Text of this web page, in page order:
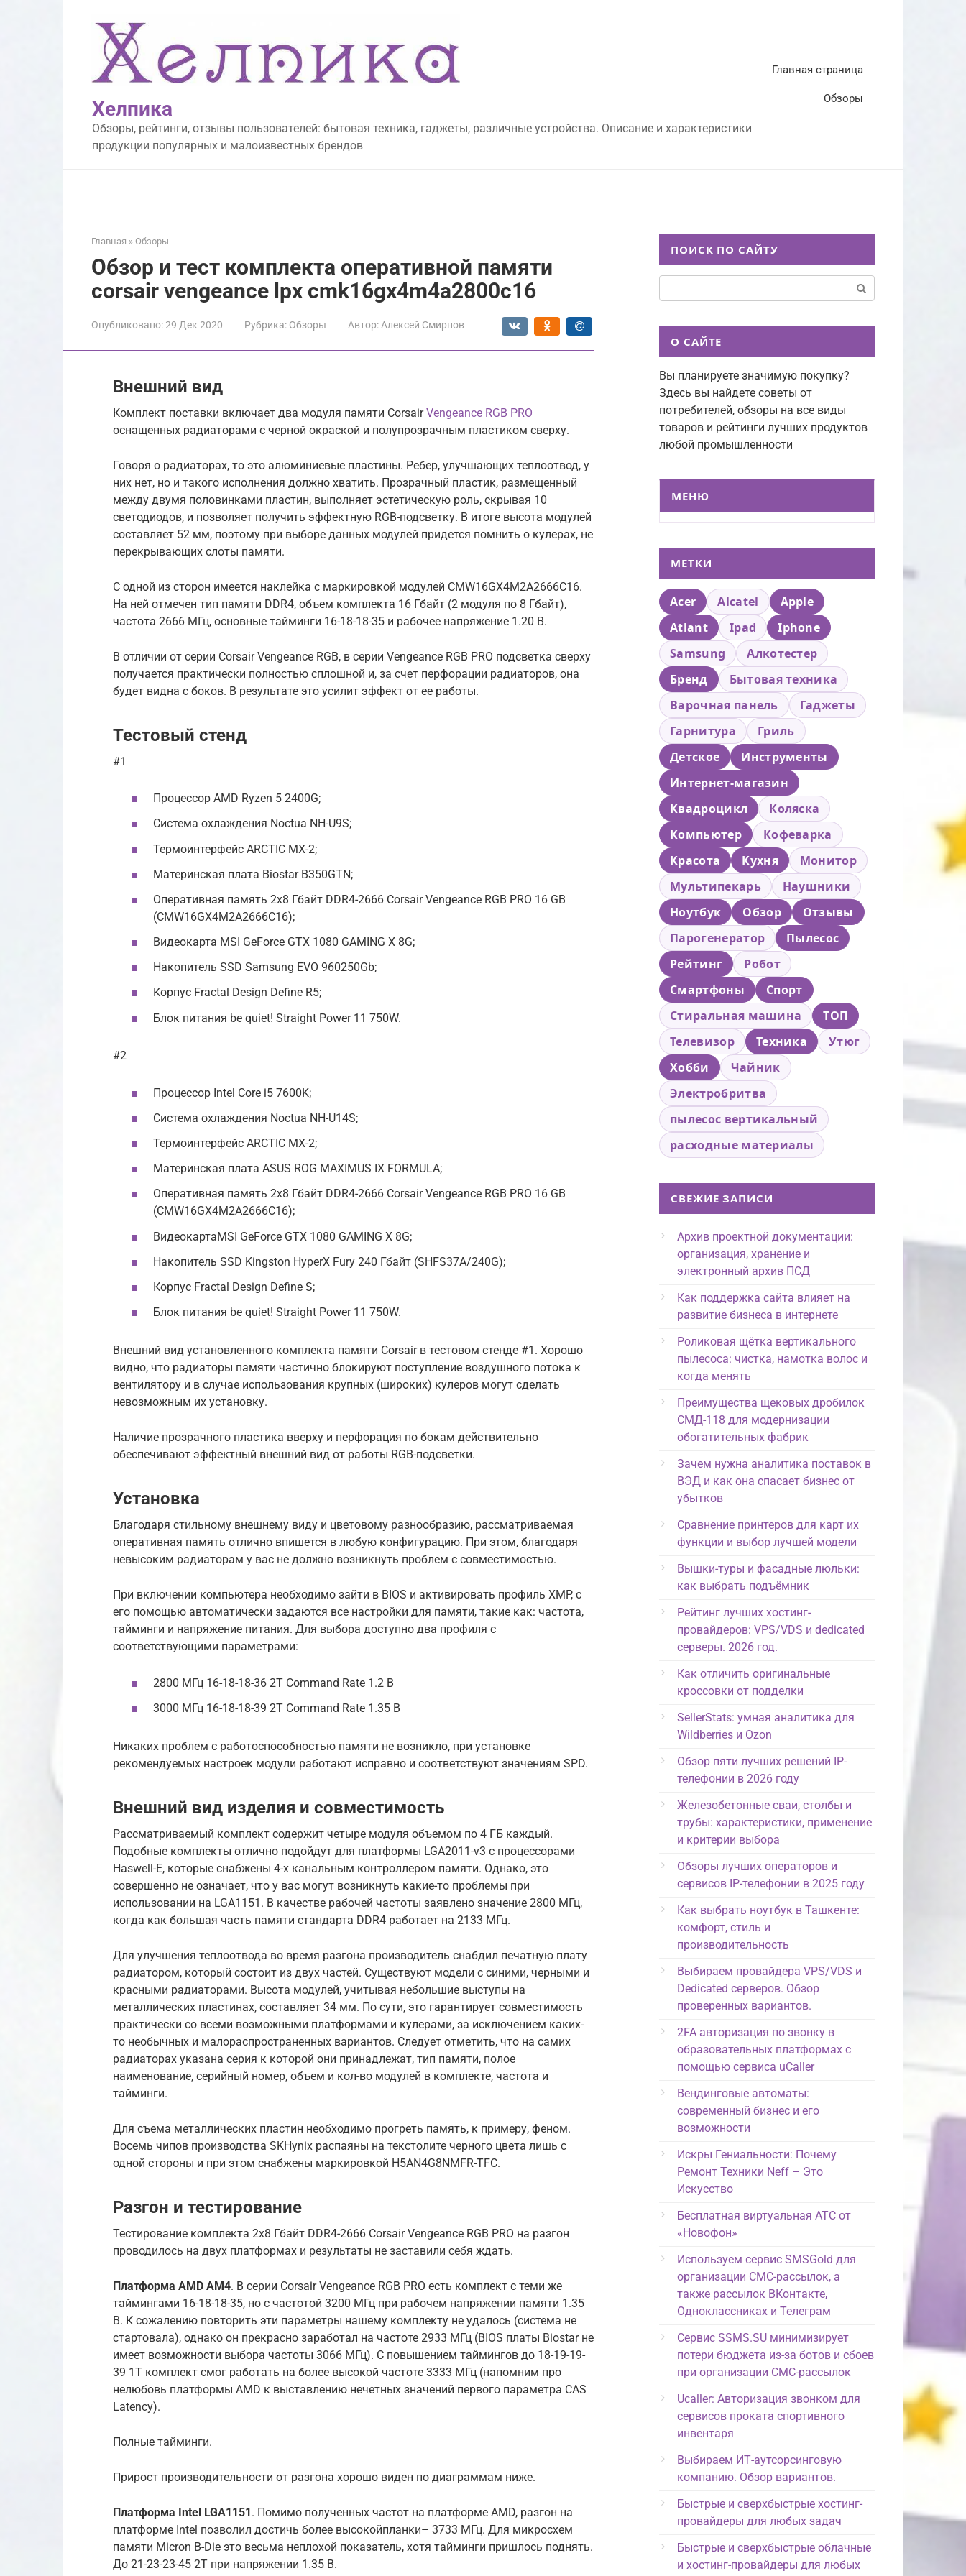
Хелпика
Обзоры, рейтинги, отзывы пользователей: бытовая техника, гаджеты, различные устройства. Описание и характеристики
продукции популярных и малоизвестных брендов
Главная страница
Обзоры
Главная » Обзоры
Обзор и тест комплекта оперативной памяти
corsair vengeance lpx cmk16gx4m4a2800c16
Опубликовано:29 Дек 2020 Рубрика: Обзоры Автор: Алексей Смирнов
Внешний вид
Комплект поставки включает два модуля памяти CorsairVengeance RGB PRO
оснащенных радиаторами с черной окраской и полупрозрачным пластиком сверху.
Говоря о радиаторах, то это алюминиевые пластины. Ребер, улучшающих теплоотвод, у
них нет, но и такого исполнения должно хватить. Прозрачный пластик, размещенный
между двумя половинками пластин, выполняет эстетическую роль, скрывая 10
светодиодов, и позволяет получить эффектную RGB-подсветку. В итоге высота модулей
составляет 52 мм, поэтому при выборе данных модулей придется помнить о кулерах, не
перекрывающих слоты памяти.
С одной из сторон имеется наклейка с маркировкой модулей CMW16GX4M2A2666C16.
На ней отмечен тип памяти DDR4, объем комплекта 16 Гбайт (2 модуля по 8 Гбайт),
частота 2666 МГц, основные тайминги 16-18-18-35 и рабочее напряжение 1.20 В.
В отличии от серии Corsair Vengeance RGB, в серии Vengeance RGB PRO подсветка сверху
получается практически полностью сплошной и, за счет перфорации радиаторов, она
будет видна с боков. В результате это усилит эффект от ее работы.
Тестовый стенд
#1
Процессор AMD Ryzen 5 2400G;
Система охлаждения Noctua NH-U9S;
Термоинтерфейс ARCTIC MX-2;
Материнская плата Biostar B350GTN;
Оперативная память 2х8 Гбайт DDR4-2666 Corsair Vengeance RGB PRO 16 GB
(CMW16GX4M2A2666C16);
Видеокарта MSI GeForce GTX 1080 GAMING X 8G;
Накопитель SSD Samsung EVO 960250Gb;
Корпус Fractal Design Define R5;
Блок питания be quiet! Straight Power 11 750W.
#2
Процессор Intel Core i5 7600K;
Система охлаждения Noctua NH-U14S;
Термоинтерфейс ARCTIC MX-2;
Материнская плата ASUS ROG MAXIMUS IX FORMULA;
Оперативная память 2х8 Гбайт DDR4-2666 Corsair Vengeance RGB PRO 16 GB
(CMW16GX4M2A2666C16);
ВидеокартаMSI GeForce GTX 1080 GAMING X 8G;
Накопитель SSD Kingston HyperX Fury 240 Гбайт (SHFS37A/240G);
Корпус Fractal Design Define S;
Блок питания be quiet! Straight Power 11 750W.
Внешний вид установленного комплекта памяти Corsair в тестовом стенде #1. Хорошо
видно, что радиаторы памяти частично блокируют поступление воздушного потока к
вентилятору и в случае использования крупных (широких) кулеров могут сделать
невозможным их установку.
Наличие прозрачного пластика вверху и перфорация по бокам действительно
обеспечивают эффектный внешний вид от работы RGB-подсветки.
Установка
Благодаря стильному внешнему виду и цветовому разнообразию, рассматриваемая
оперативная память отлично впишется в любую конфигурацию. При этом, благодаря
невысоким радиаторам у вас не должно возникнуть проблем с совместимостью.
При включении компьютера необходимо зайти в BIOS и активировать профиль XMP, с
его помощью автоматически задаются все настройки для памяти, такие как: частота,
тайминги и напряжение питания. Для выбора доступно два профиля с
соответствующими параметрами:
2800 МГц 16-18-18-36 2T Command Rate 1.2 В
3000 МГц 16-18-18-39 2T Command Rate 1.35 В
Никаких проблем с работоспособностью памяти не возникло, при установке
рекомендуемых настроек модули работают исправно и соответствуют значениям SPD.
Внешний вид изделия и совместимость
Рассматриваемый комплект содержит четыре модуля объемом по 4 ГБ каждый.
Подобные комплекты отлично подойдут для платформы LGA2011-v3 с процессорами
Haswell-E, которые снабжены 4-х канальным контроллером памяти. Однако, это
совершенно не означает, что у вас могут возникнуть какие-то проблемы при
использовании на LGA1151. В качестве рабочей частоты заявлено значение 2800 МГц,
когда как большая часть памяти стандарта DDR4 работает на 2133 МГц.
Для улучшения теплоотвода во время разгона производитель снабдил печатную плату
радиатором, который состоит из двух частей. Существуют модели с синими, черными и
красными радиаторами. Высота модулей, учитывая небольшие выступы на
металлических пластинах, составляет 34 мм. По сути, это гарантирует совместимость
практически со всеми возможными платформами и кулерами, за исключением каких-
то необычных и малораспространенных вариантов. Следует отметить, что на самих
радиаторах указана серия к которой они принадлежат, тип памяти, полое
наименование, серийный номер, объем и кол-во модулей в комплекте, частота и
тайминги.
Для съема металлических пластин необходимо прогреть память, к примеру, феном.
Восемь чипов производства SKHynix распаяны на текстолите черного цвета лишь с
одной стороны и при этом снабжены маркировкой H5AN4G8NMFR-TFC.
Разгон и тестирование
Тестирование комплекта 2х8 Гбайт DDR4-2666 Corsair Vengeance RGB PRO на разгон
проводилось на двух платформах и результаты не заставили себя ждать.
Платформа AMD AM4. В серии Corsair Vengeance RGB PRO есть комплект с теми же
таймингами 16-18-18-35, но с частотой 3200 МГц при рабочем напряжении памяти 1.35
В. К сожалению повторить эти параметры нашему комплекту не удалось (система не
стартовала), однако он прекрасно заработал на частоте 2933 МГц (BIOS платы Biostar не
имеет возможности выбора частоты 3066 МГц). С повышением таймингов до 18-19-19-
39 1T комплект смог работать на более высокой частоте 3333 МГц (напомним про
нелюбовь платформы AMD к выставлению нечетных значений первого параметра CAS
Latency).
Полные тайминги.
Прирост производительности от разгона хорошо виден по диаграммам ниже.
Платформа Intel LGA1151. Помимо полученных частот на платформе AMD, разгон на
платформе Intel позволил достичь более высокойпланки– 3733 МГц. Для микросхем
памяти Micron B-Die это весьма неплохой показатель, хотя тайминги пришлось поднять.
До 21-23-23-45 2Т при напряжении 1.35 В.
ПОИСК ПО САЙТУ
О САЙТЕ
Вы планируете значимую покупку?
Здесь вы найдете советы от
потребителей, обзоры на все виды
товаров и рейтинги лучших продуктов
любой промышленности
МЕНЮ
МЕТКИ
Acer Alcatel
Apple
Atlant
Ipad
Iphone
Samsung
Алкотестер
Бренд
Бытовая техника
Варочная панель
Гаджеты
Гарнитура
Гриль
Детское
Инструменты
Интернет-магазин
Квадроцикл
Коляска
Компьютер
Кофеварка
Красота
Кухня
Монитор
Мультипекарь
Наушники
Ноутбук
Обзор
Отзывы
Парогенератор
Пылесос
Рейтинг
Робот
Смартфоны
Спорт
Стиральная машина
ТОП
Телевизор
Техника
Утюг
Хобби
Чайник
Электробритва
пылесос вертикальный
расходные материалы
СВЕЖИЕ ЗАПИСИ
Архив проектной документации:
организация, хранение и
электронный архив ПСД
Как поддержка сайта влияет на
развитие бизнеса в интернете
Роликовая щётка вертикального
пылесоса: чистка, намотка волос и
когда менять
Преимущества щековых дробилок
СМД-118 для модернизации
обогатительных фабрик
Зачем нужна аналитика поставок в
ВЭД и как она спасает бизнес от
убытков
Сравнение принтеров для карт их
функции и выбор лучшей модели
Вышки-туры и фасадные люльки:
как выбрать подъёмник
Рейтинг лучших хостинг-
провайдеров: VPS/VDS и dedicated
серверы. 2026 год.
Как отличить оригинальные
кроссовки от подделки
SellerStats: умная аналитика для
Wildberries и Ozon
Обзор пяти лучших решений IP-
телефонии в 2026 году
Железобетонные сваи, столбы и
трубы: характеристики, применение
и критерии выбора
Обзоры лучших операторов и
сервисов IP-телефонии в 2025 году
Как выбрать ноутбук в Ташкенте:
комфорт, стиль и
производительность
Выбираем провайдера VPS/VDS и
Dedicated серверов. Обзор
проверенных вариантов.
2FA авторизация по звонку в
образовательных платформах с
помощью сервиса uCaller
Вендинговые автоматы:
современный бизнес и его
возможности
Искры Гениальности: Почему
Ремонт Техники Neff – Это
Искусство
Бесплатная виртуальная АТС от
«Новофон»
Используем сервис SMSGold для
организации СМС-рассылок, а
также рассылок ВКонтакте,
Одноклассниках и Телеграм
Сервис SSMS.SU минимизирует
потери бюджета из-за ботов и сбоев
при организации СМС-рассылок
Ucaller: Авторизация звонком для
сервисов проката спортивного
инвентаря
Выбираем ИТ-аутсорсинговую
компанию. Обзор вариантов.
Быстрые и сверхбыстрые хостинг-
провайдеры для любых задач
Быстрые и сверхбыстрые облачные
и хостинг-провайдеры для любых